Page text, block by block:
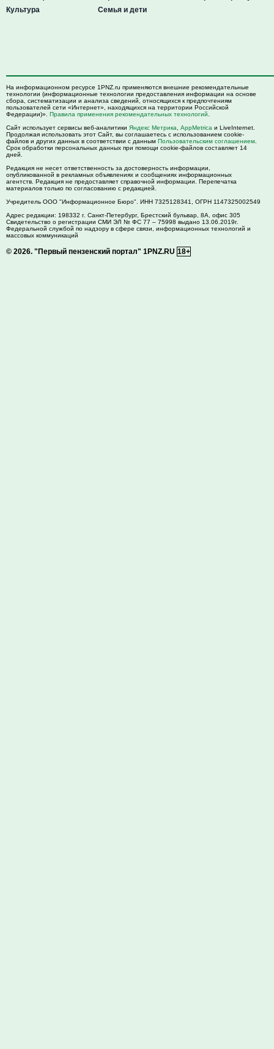
Культура
Семья и дети
На информационном ресурсе 1PNZ.ru применяются внешние рекомендательные
технологии (информационные технологии предоставления информации на основе
сбора, систематизации и анализа сведений, относящихся к предпочтениям
пользователей сети «Интернет», находящихся на территории Российской
Федерации)». Правила применения рекомендательных технологий
Сайт использует сервисы веб-аналитики Яндекс Метрика AppMetrica и LiveInternet.
Продолжая использовать этот Сайт, вы соглашаетесь с использованием cookie-
файлов и других данных в соответствии с данным Пользовательским соглашением
Срок обработки персональных данных при помощи cookie-файлов составляет 14
дней.
Редакция не несет ответственность за достоверность информации,
опубликованной в рекламных объявлениях и сообщениях информационных
агентств. Редакция не предоставляет справочной информации. Перепечатка
материалов только по согласованию с редакцией.
Учредитель ООО "Информационное Бюро". ИНН 7325128341, ОГРН 1147325002549
Адрес редакции: 198332 г. Санкт-Петербург, Брестский бульвар, 8А, офис 305
Свидетельство о регистрации СМИ ЭЛ № ФС 77 – 75998 выдано 13.06.2019г.
Федеральной службой по надзору в сфере связи, информационных технологий и
массовых коммуникаций
© 2026. "Первый пензенский портал" 1PNZ.RU 18+